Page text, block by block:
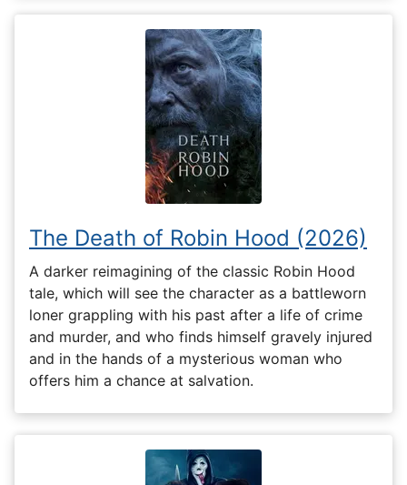
The Death of Robin Hood (2026)
A darker reimagining of the classic Robin Hood
tale, which will see the character as a battleworn
loner grappling with his past after a life of crime
and murder, and who finds himself gravely injured
and in the hands of a mysterious woman who
offers him a chance at salvation.